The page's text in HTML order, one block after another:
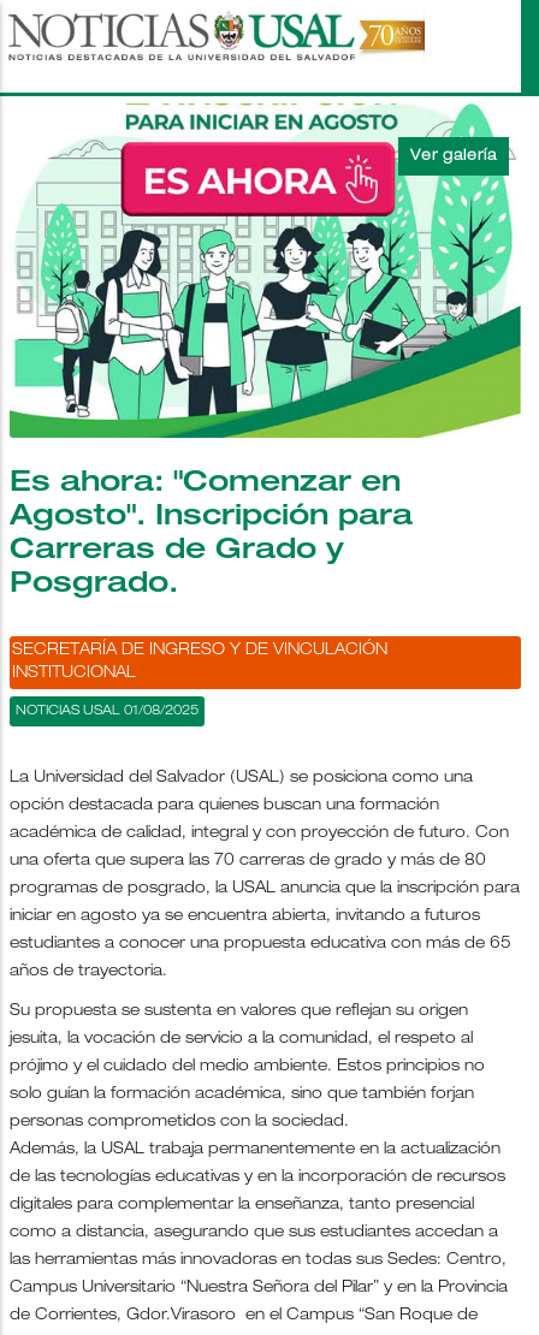
Pasar
al
principal
Es ahora: "Comenzar en
Agosto". Inscripción para
Carreras de Grado y
Posgrado.
SECRETARÍA DE INGRESO Y DE VINCULACIÓN
INSTITUCIONAL
NOTICIAS USAL 01/08/2025
La Universidad del Salvador (USAL) se posiciona como una
opción destacada para quienes buscan una formación
académica de calidad, integral y con proyección de futuro. Con
una oferta que supera las 70 carreras de grado y más de 80
programas de posgrado, la USAL anuncia que la inscripción para
iniciar en agosto ya se encuentra abierta, invitando a futuros
estudiantes a conocer una propuesta educativa con más de 65
años de trayectoria.
Su propuesta se sustenta en valores que reflejan su origen
jesuita, la vocación de servicio a la comunidad, el respeto al
prójimo y el cuidado del medio ambiente. Estos principios no
solo guían la formación académica, sino que también forjan
personas comprometidos con la sociedad.
Además, la USAL trabaja permanentemente en la actualización
de las tecnologías educativas y en la incorporación de recursos
digitales para complementar la enseñanza, tanto presencial
como a distancia, asegurando que sus estudiantes accedan a
las herramientas más innovadoras en todas sus Sedes: Centro,
Campus Universitario “Nuestra Señora del Pilar” y en la Provincia
de Corrientes, Gdor.Virasoro en el Campus “San Roque de